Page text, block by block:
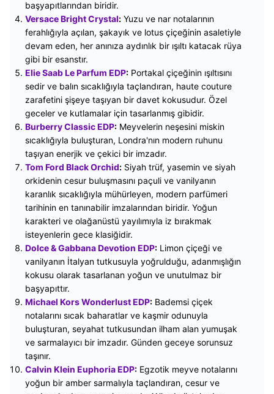
başyapıtlarından biridir.
Versace Bright Crystal: Yuzu ve nar notalarının
ferahlığıyla açılan, şakayık ve lotus çiçeğinin asaletiyle
devam eden, her anınıza aydınlık bir ışıltı katacak rüya
gibi bir esanstır.
Elie Saab Le Parfum EDP: Portakal çiçeğinin ışıltısını
sedir ve balın sıcaklığıyla taçlandıran, haute couture
zarafetini şişeye taşıyan bir davet kokusudur. Özel
geceler ve kutlamalar için tasarlanmış gibidir.
Burberry Classic EDP: Meyvelerin neşesini miskin
sıcaklığıyla buluşturan, Londra'nın modern ruhunu
taşıyan enerjik ve çekici bir imzadır.
Tom Ford Black Orchid: Siyah trüf, yasemin ve siyah
orkidenin cesur buluşmasını paçuli ve vanilyanın
karanlık sıcaklığıyla mühürleyen, modern parfümeri
tarihinin en tanınabilir imzalarından biridir. Yoğun
karakteri ve olağanüstü yayılımıyla iz bırakmak
isteyenlerin gece klasiğidir.
Dolce & Gabbana Devotion EDP: Limon çiçeği ve
vanilyanın İtalyan tutkusuyla yoğrulduğu, adanmışlığın
kokusu olarak tasarlanan yoğun ve unutulmaz bir
başyapıttır.
Michael Kors Wonderlust EDP: Bademsi çiçek
notalarını sıcak baharatlar ve kaşmir odunuyla
buluşturan, seyahat tutkusundan ilham alan yumuşak
ve sarmalayıcı bir imzadır. Günden geceye sorunsuz
taşınır.
Calvin Klein Euphoria EDP: Egzotik meyve notalarını
yoğun bir amber sarmalıyla taçlandıran, cesur ve